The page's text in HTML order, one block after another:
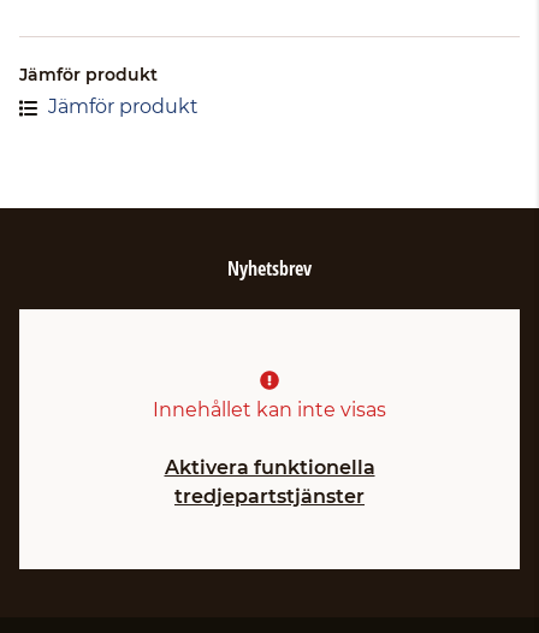
Jämför produkt
Jämför produkt
Nyhetsbrev
Innehållet kan inte visas
Aktivera funktionella
tredjepartstjänster